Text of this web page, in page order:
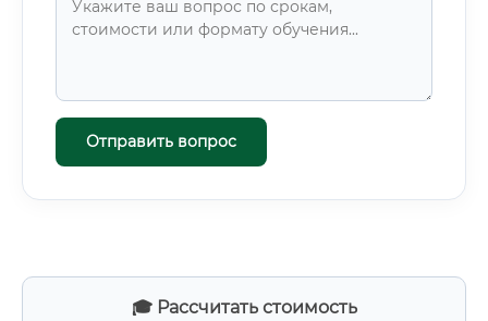
🎓 Рассчитать стоимость
Отправить вопрос